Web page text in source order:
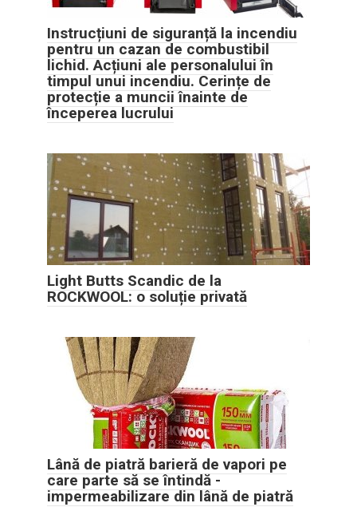
Instrucțiuni de siguranță la incendiu
pentru un cazan de combustibil
lichid. Acțiuni ale personalului în
timpul unui incendiu. Cerințe de
protecție a muncii înainte de
începerea lucrului
Light Butts Scandic de la
ROCKWOOL: o soluție privată
Lână de piatră barieră de vapori pe
care parte să se întindă -
impermeabilizare din lână de piatră